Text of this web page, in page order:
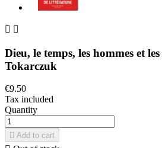
 
Dieu, le temps, les hommes et
Tokarczuk
€9.50
Tax included
Quantity
 Add to cart